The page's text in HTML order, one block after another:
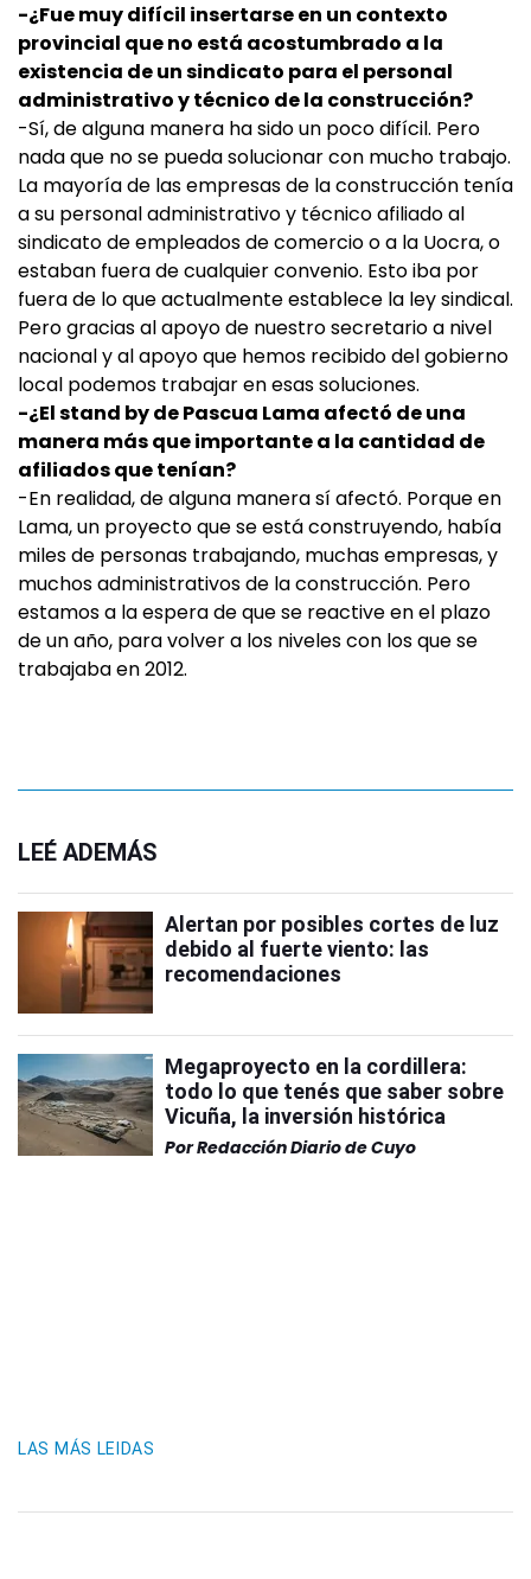
-¿Fue muy difícil insertarse en un contexto
provincial que no está acostumbrado a la
existencia de un sindicato para el personal
administrativo y técnico de la construcción?
-Sí, de alguna manera ha sido un poco difícil. Pero
nada que no se pueda solucionar con mucho trabajo.
La mayoría de las empresas de la construcción tenía
a su personal administrativo y técnico afiliado al
sindicato de empleados de comercio o a la Uocra, o
estaban fuera de cualquier convenio. Esto iba por
fuera de lo que actualmente establece la ley sindical.
Pero gracias al apoyo de nuestro secretario a nivel
nacional y al apoyo que hemos recibido del gobierno
local podemos trabajar en esas soluciones.
-¿El stand by de Pascua Lama afectó de una
manera más que importante a la cantidad de
afiliados que tenían?
-En realidad, de alguna manera sí afectó. Porque en
Lama, un proyecto que se está construyendo, había
miles de personas trabajando, muchas empresas, y
muchos administrativos de la construcción. Pero
estamos a la espera de que se reactive en el plazo
de un año, para volver a los niveles con los que se
trabajaba en 2012.
LEÉ ADEMÁS
Alertan por posibles cortes de luz
debido al fuerte viento: las
recomendaciones
Megaproyecto en la cordillera:
todo lo que tenés que saber sobre
Vicuña, la inversión histórica
PorRedacción Diario de Cuyo
LAS MÁS LEIDAS